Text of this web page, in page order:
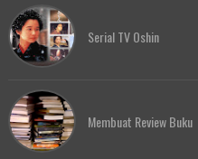
Serial TV Oshin
Membuat Review Buku